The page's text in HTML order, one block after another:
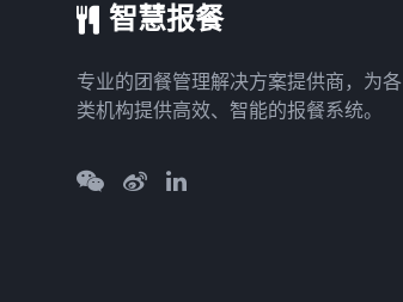
智慧报餐
专业的团餐管理解决方案提供商，为各
类机构提供高效、智能的报餐系统。